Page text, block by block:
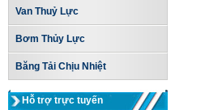
Van Thuỷ Lực
Bơm Thủy Lực
Băng Tải Chịu Nhiệt
Hỗ trợ trực tuyến